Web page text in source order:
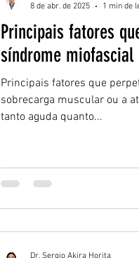
Principais fatores
síndrome miofascial
Principais fatores que
sobrecarga muscular ou a
tanto aguda quanto...
8 de abr. de 2025
1 min de
Dr. Sergio Akira Horita